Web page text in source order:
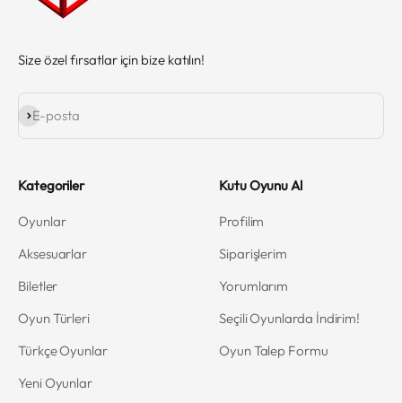
Size özel fırsatlar için bize katılın!
E-posta
Abone ol
Kategoriler
Oyunlar
Aksesuarlar
Biletler
Oyun Türleri
Türkçe Oyunlar
Yeni Oyunlar
Kutu Oyunu Al
Profilim
Siparişlerim
Yorumlarım
Seçili Oyunlarda İndirim!
Oyun Talep Formu